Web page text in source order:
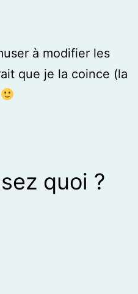
à modifier les
que je la coince (la
quoi ?